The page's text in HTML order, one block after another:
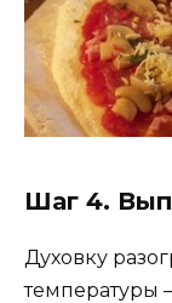
Шаг 4.
Духовку
температуры